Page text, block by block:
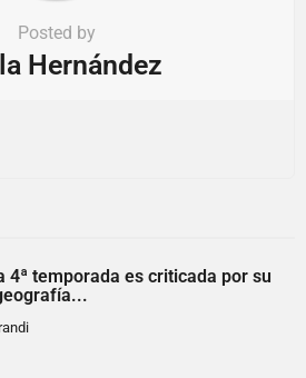
Posted by
Hernández
4ª temporada es criticada por su